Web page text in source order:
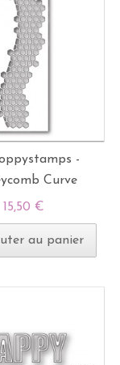
-
Curve
15,50 €
au panier